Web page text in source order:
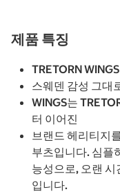
제품 특징
TRETORN
스웨덴 감성 그대
WINGS는
터 이어진
브랜드 헤리티지
부츠입니다. 심플
능성으로, 오랜
입니다.